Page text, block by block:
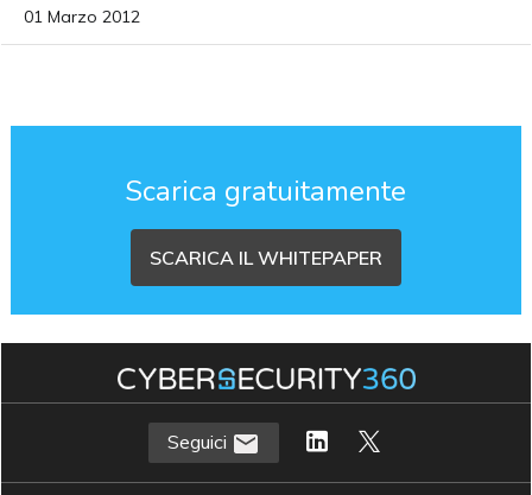
01 Marzo 2012
Scarica gratuitamente
SCARICA IL WHITEPAPER
Seguici